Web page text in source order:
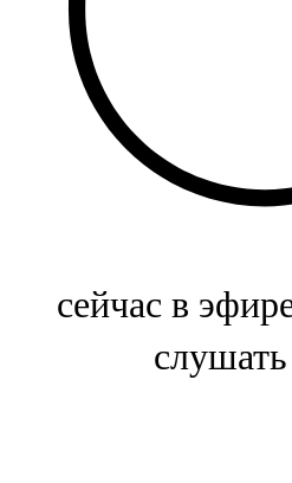
104,9 FM
Баулы
107,5 FM
Биләр
Болгар
сейчас в